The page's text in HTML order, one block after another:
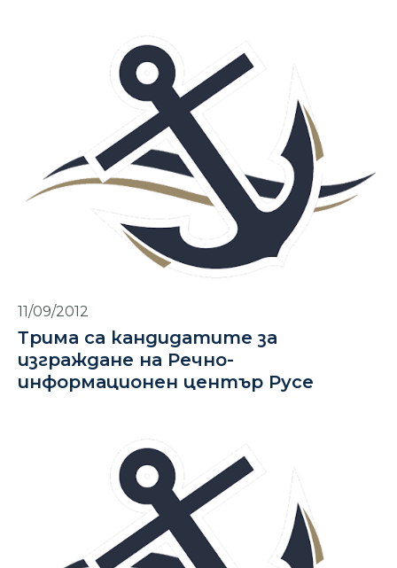
11/09/2012
Трима са кандидатите за
изграждане на Речно-
информационен център Русе